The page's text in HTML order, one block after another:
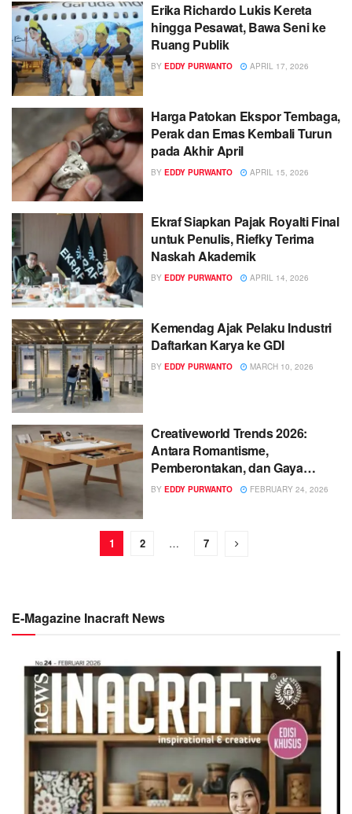
Erika Richardo Lukis Kereta
hingga Pesawat, Bawa Seni ke
Ruang Publik
BY EDDY PURWANTO APRIL 17, 2026
Harga Patokan Ekspor Tembaga,
Perak dan Emas Kembali Turun
pada Akhir April
BY EDDY PURWANTO APRIL 15, 2026
Ekraf Siapkan Pajak Royalti Final
untuk Penulis, Riefky Terima
Naskah Akademik
BY EDDY PURWANTO APRIL 14, 2026
Kemendag Ajak Pelaku Industri
Daftarkan Karya ke GDI
BY EDDY PURWANTO MARCH 10, 2026
Creativeworld Trends 2026:
Antara Romantisme,
Pemberontakan, dan Gaya
Klasik yang Diperbarui
BY EDDY PURWANTO FEBRUARY 24, 2026
1 2 … 7
E-Magazine Inacraft News